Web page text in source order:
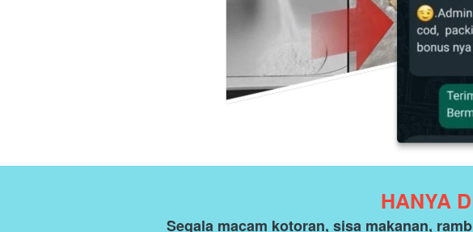
HANYA
Segala macam kotoran, sisa makanan,